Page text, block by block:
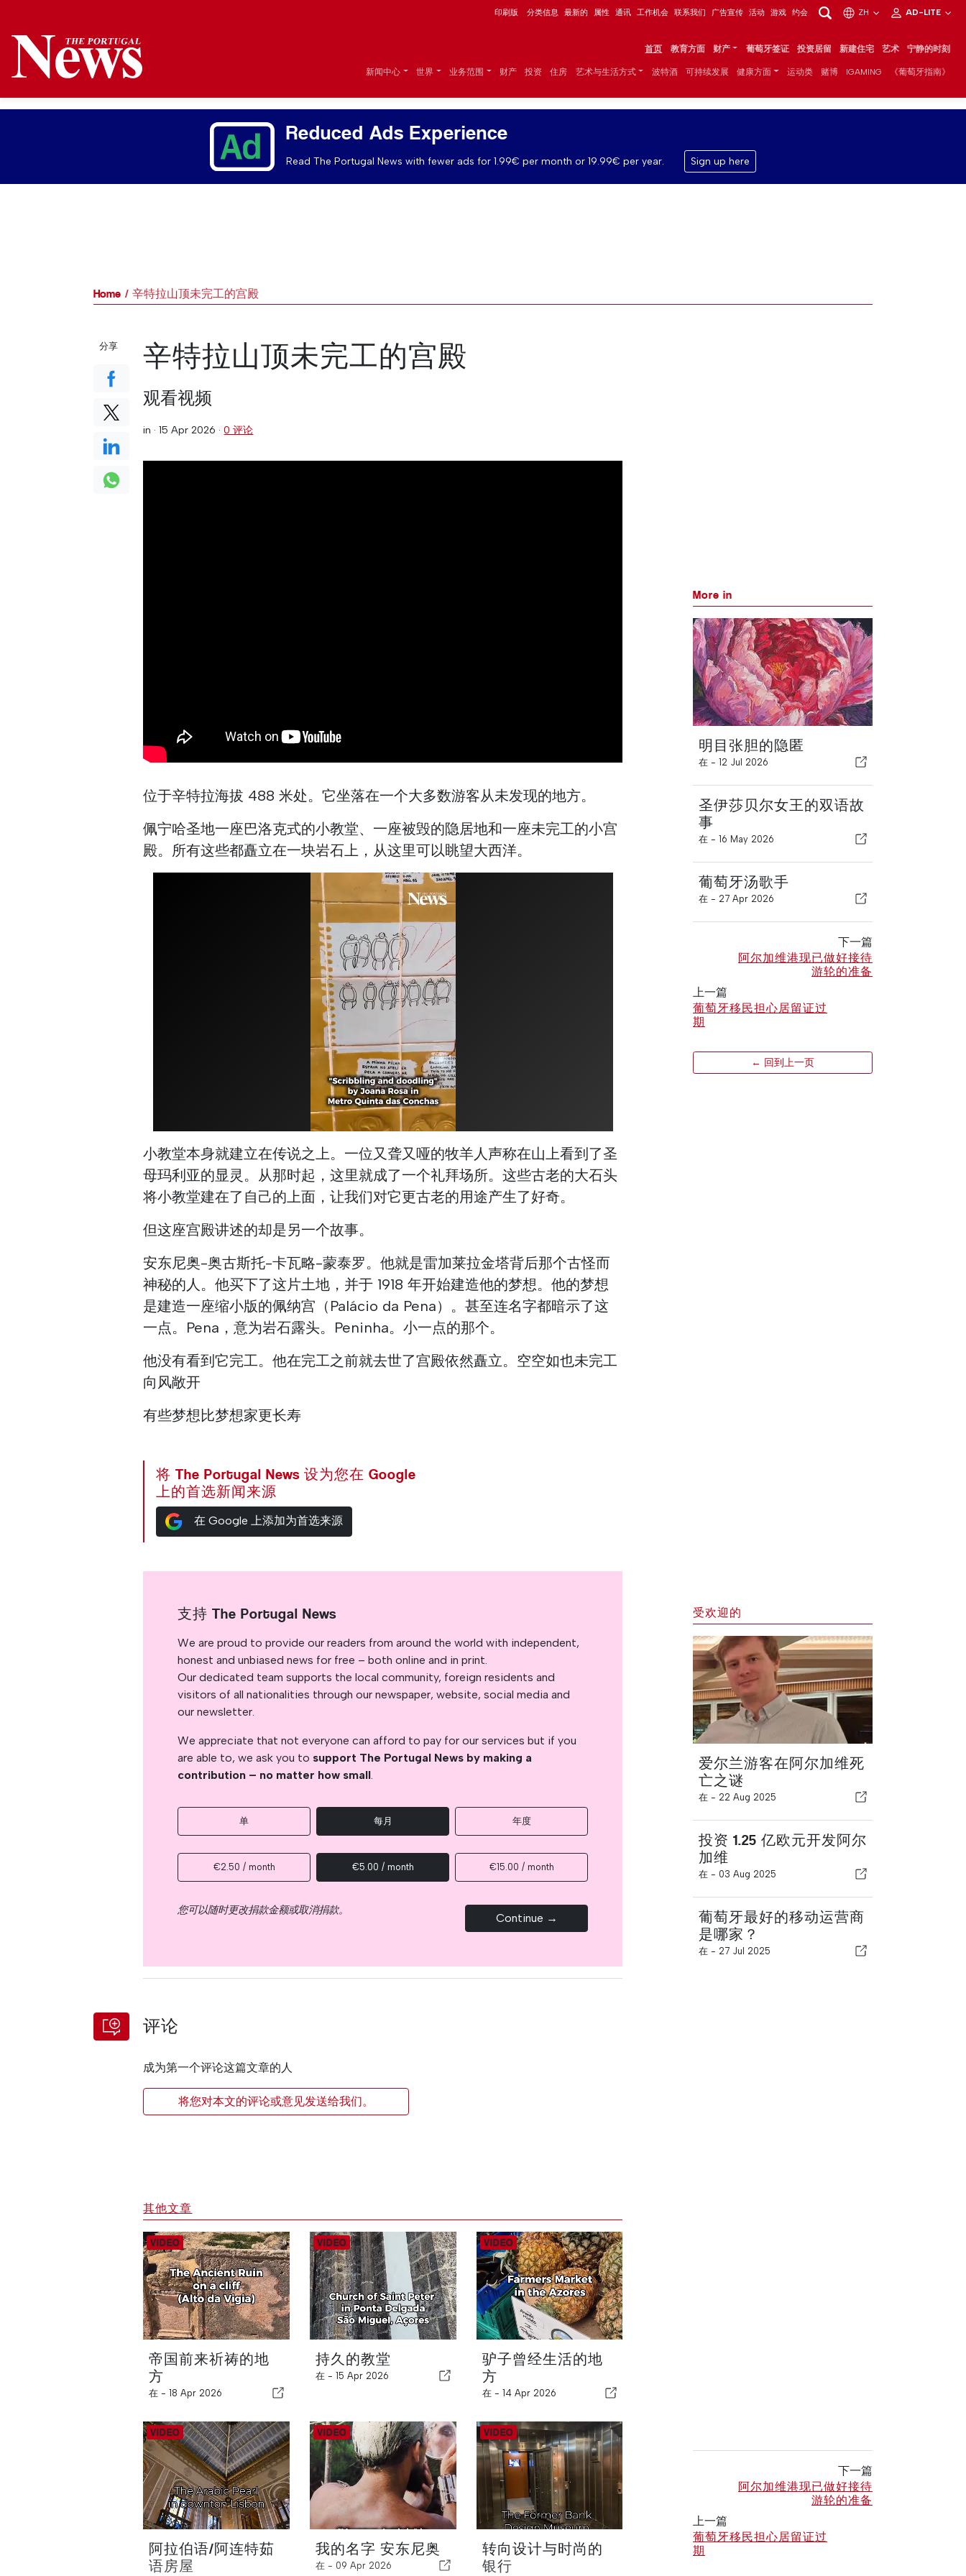
印刷版 分类信息 最新的 属性 通讯 工作机会 联系我们 广告宣传 活动 游戏 约会 ZH AD-LITE
首页 教育方面 财产 葡萄牙签证 投资居留 新建住宅 艺术 宁静的时刻
新闻中心 世界 业务范围 财产 投资 住房 艺术与生活方式 波特酒 可持续发展 健康方面 运动类 赌博 IGAMING 《葡萄牙指南》
Reduced Ads Experience
Read The Portugal News with fewer ads for 1.99€ per month or 19.99€ per year. Sign up here
Home 辛特拉山顶未完工的宫殿
辛特拉山顶未完工的宫殿
观看视频
in ·15 Apr 2026 ·0 评论
位于辛特拉海拔 488 米处。它坐落在一个大多数游客从未发现的地方。
佩宁哈圣地一座巴洛克式的小教堂、一座被毁的隐居地和一座未完工的小宫
殿。所有这些都矗立在一块岩石上，从这里可以眺望大西洋。
小教堂本身就建立在传说之上。一位又聋又哑的牧羊人声称在山上看到了圣
母玛利亚的显灵。从那时起，这里就成了一个礼拜场所。这些古老的大石头
将小教堂建在了自己的上面，让我们对它更古老的用途产生了好奇。
但这座宫殿讲述的却是另一个故事。
安东尼奥-奥古斯托-卡瓦略-蒙泰罗。他就是雷加莱拉金塔背后那个古怪而
神秘的人。他买下了这片土地，并于 1918 年开始建造他的梦想。他的梦想
是建造一座缩小版的佩纳宫（Palácio da Pena）。甚至连名字都暗示了这
一点。Pena，意为岩石露头。Peninha。小一点的那个。
他没有看到它完工。他在完工之前就去世了宫殿依然矗立。空空如也未完工
向风敞开
有些梦想比梦想家更长寿
将 The Portugal News 设为您在 Google
上的首选新闻来源
在 Google 上添加为首选来源
分享
More in
明目张胆的隐匿
在 - 12 Jul 2026
圣伊莎贝尔女王的双语故
事
在 - 16 May 2026
葡萄牙汤歌手
在 - 27 Apr 2026
下一篇
阿尔加维港现已做好接待
游轮的准备
上一篇
葡萄牙移民担心居留证过
期
← 回到上一页
支持 The Portugal News
We are proud to provide our readers from around the world with independent,
honest and unbiased news for free – both online and in print.
Our dedicated team supports the local community, foreign residents and
visitors of all nationalities through our newspaper, website, social media and
our newsletter.
We appreciate that not everyone can afford to pay for our services but if you
are able to, we ask you to support The Portugal News by making a
contribution – no matter how small.
单 每月 年度
€2.50 / month €5.00 / month €15.00 / month
您可以随时更改捐款金额或取消捐款。
Continue →
评论
成为第一个评论这篇文章的人
将您对本文的评论或意见发送给我们。
受欢迎的
爱尔兰游客在阿尔加维死
亡之谜
在 - 22 Aug 2025
投资 1.25 亿欧元开发阿尔
加维
在 - 03 Aug 2025
葡萄牙最好的移动运营商
是哪家？
在 - 27 Jul 2025
其他文章
帝国前来祈祷的地
方
在 -18 Apr 2026
持久的教堂
在 -15 Apr 2026
驴子曾经生活的地
方
在 - 14 Apr 2026
阿拉伯语/阿连特茹
语房屋
我的名字 安东尼奥
在 - 09 Apr 2026
转向设计与时尚的
银行
下一篇
阿尔加维港现已做好接待
游轮的准备
上一篇
葡萄牙移民担心居留证过
期